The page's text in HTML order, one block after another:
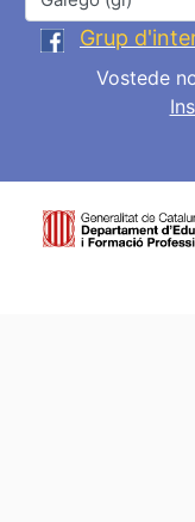
Idioma
Grup
Vostede